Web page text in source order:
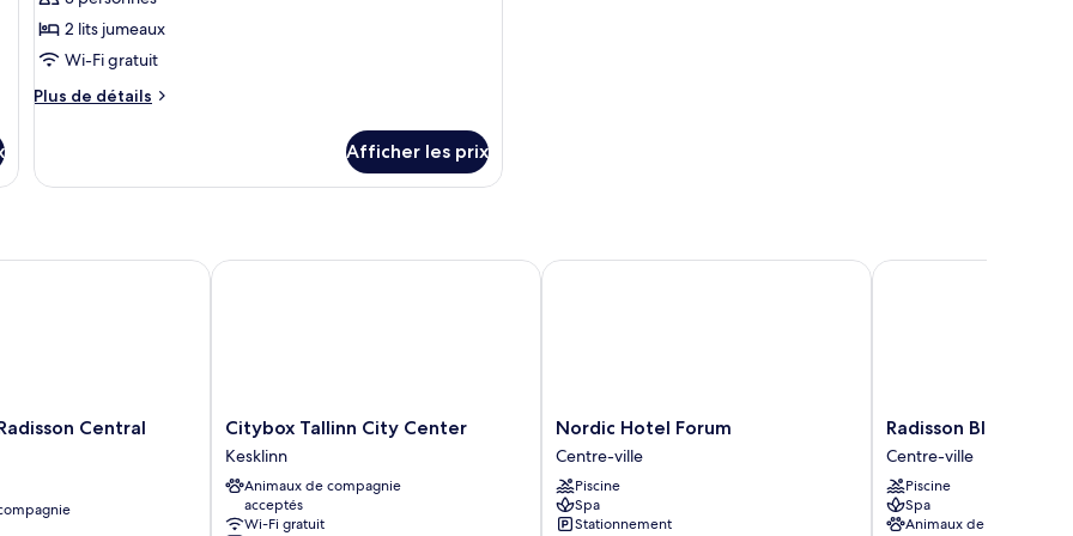
pour
ce
type
de
Standard
jumeaux
2 lits jumeaux
Wi-Fi gratuit
Plus de détails
Plus
Chambre
jumeaux
Afficher les prix
Central
Central Tallinn
Citybox
Tallinn
City
Center
Kesklinn
Citybox Tallinn City Center
Kesklinn
Animaux de compagnie
acceptés
Wi-Fi gratuit
Citybox Tallinn City Center
Nordic
Hotel
Forum
Centre-
ville
Nordic Hotel Forum
Centre-ville
Piscine
Spa
Stationnement
Nordic Hotel Forum
Radisson
Blu
Hotel
Olumpia
Centre-
Radisson Blu Hotel
Centre-ville
Piscine
Spa
Animaux de compagnie
Radisson Blu Hotel